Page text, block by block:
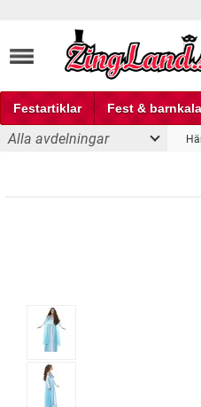
Festartiklar Fest &
Fest och partyprylar
Alla avdelningar